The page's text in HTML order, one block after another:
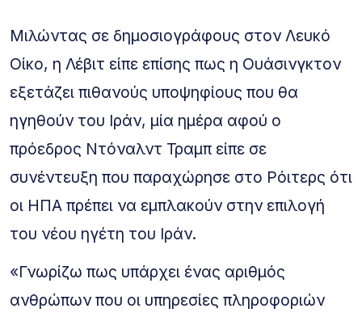
Μιλώντας σε δημοσιογράφους στον Λευκό
Οίκο, η Λέβιτ είπε επίσης πως η Ουάσινγκτον
εξετάζει πιθανούς υποψηφίους που θα
ηγηθούν του Ιράν, μία ημέρα αφού ο
πρόεδρος Ντόναλντ Τραμπ είπε σε
συνέντευξη που παραχώρησε στο Ρόιτερς ότι
οι ΗΠΑ πρέπει να εμπλακούν στην επιλογή
του νέου ηγέτη του Ιράν.
«Γνωρίζω πως υπάρχει ένας αριθμός
ανθρώπων που οι υπηρεσίες πληροφοριών